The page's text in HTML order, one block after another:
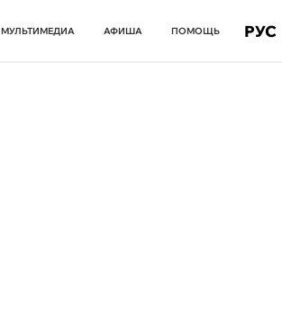
МУЛЬТИМЕДИА АФИША ПОМОЩЬ РУС